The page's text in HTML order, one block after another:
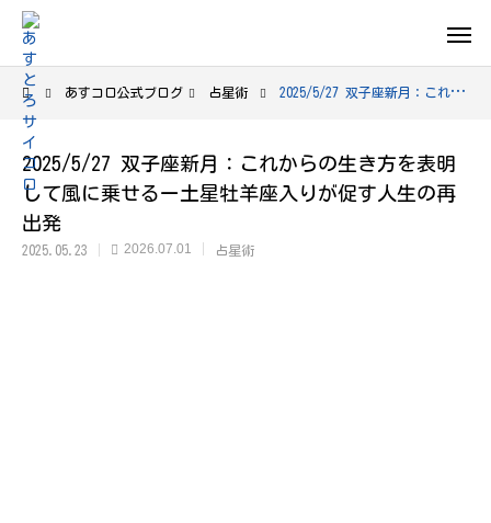
あすコロ公式ブログ 占星術 2025/5/27 双子座新月：これからの生き方を表明して風に乗せるー土星牡羊座入りが促す人生の再出発
2025/5/27 双子座新月：これからの生き方を表明
して風に乗せるー土星牡羊座入りが促す人生の再
出発
2025.05.23 2026.07.01 占星術